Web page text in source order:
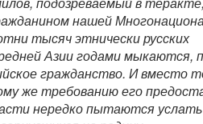
нашей
тысяч этнически русских
Азии годами мыкаются,
гражданство. И вместо
же требованию его
нередко пытаются